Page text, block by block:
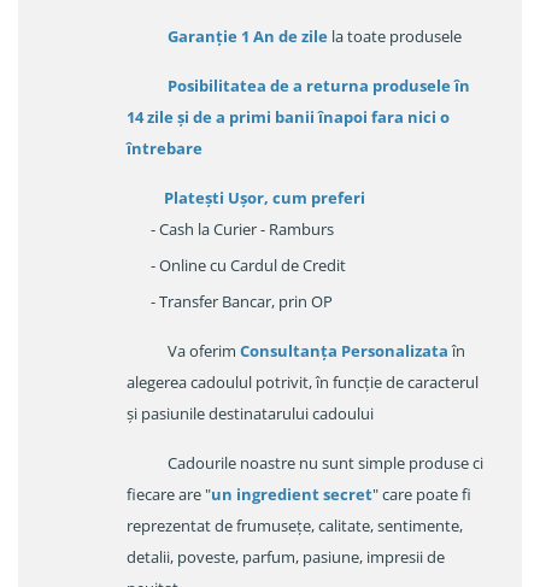
Garanție 1 An de zile la toate produsele
Posibilitatea de a returna produsele în
14 zileși de a primi banii înapoi fara nici o
întrebare
Platești Ușor, cum preferi
- Cash la Curier - Ramburs
- Online cu Cardul de Credit
- Transfer Bancar, prin OP
Va oferim Consultanța Personalizataîn
alegerea cadoulul potrivit, în funcție de caracterul
și pasiunile destinatarului cadoului
Cadourile noastre nu sunt simple produse ci
fiecare are "un ingredient secret" care poate fi
reprezentat de frumusețe, calitate, sentimente,
detalii, poveste, parfum, pasiune, impresii de